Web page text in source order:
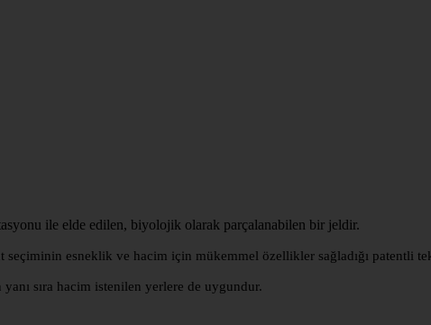
ile elde edilen, biyolojik olarak parçalanabilen bir jeldir.
esneklik ve hacim için mükemmel özellikler sağladığı patentli
sıra hacim istenilen yerlere de uygundur.